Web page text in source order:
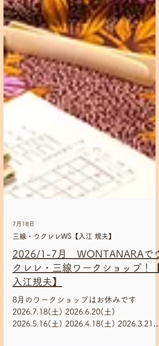
7月18日
三線・ウクレレWS【入江 規夫】
2026/1-7月 WONTANARAでウ
クレレ・三線ワークショップ！【
入江規夫】
8月のワークショップはお休みです
2026.7.18(土) 2026.6.20(土)